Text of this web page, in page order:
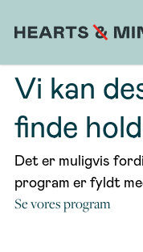
Vi kan
finde
Det er muligvis
program er fyldt
Se vores program